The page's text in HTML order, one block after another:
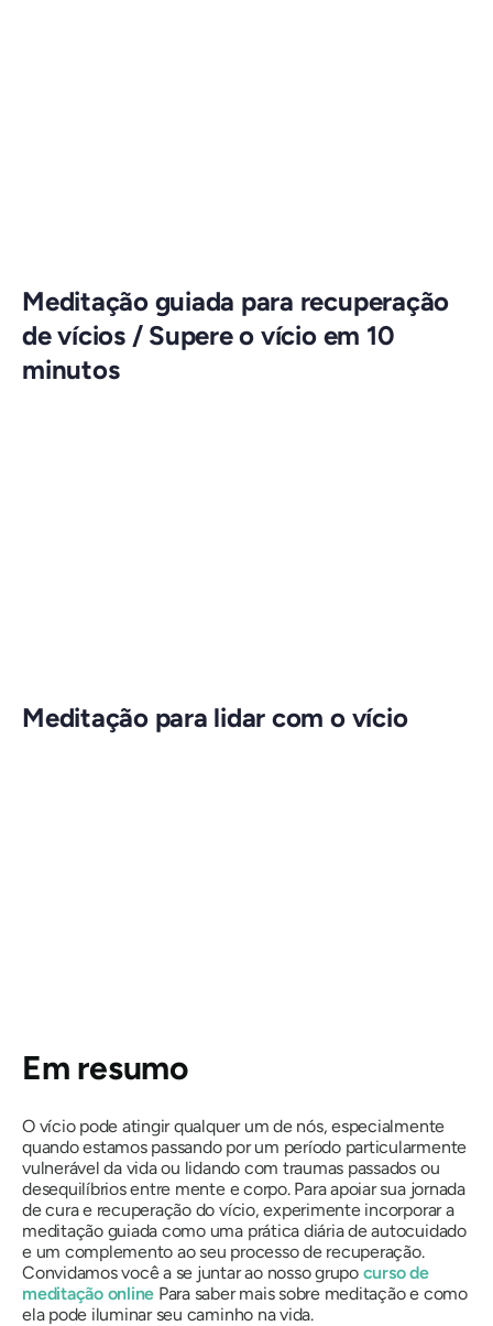
Meditação guiada para recuperação
de vícios / Supere o vício em 10
minutos
Meditação para lidar com o vício
Em resumo
O vício pode atingir qualquer um de nós, especialmente
quando estamos passando por um período particularmente
vulnerável da vida ou lidando com traumas passados ​​ou
desequilíbrios entre mente e corpo. Para apoiar sua jornada
de cura e recuperação do vício, experimente incorporar a
meditação guiada como uma prática diária de autocuidado
e um complemento ao seu processo de recuperação.
Convidamos você a se juntar ao nosso grupo curso de
meditação online Para saber mais sobre meditação e como
ela pode iluminar seu caminho na vida.